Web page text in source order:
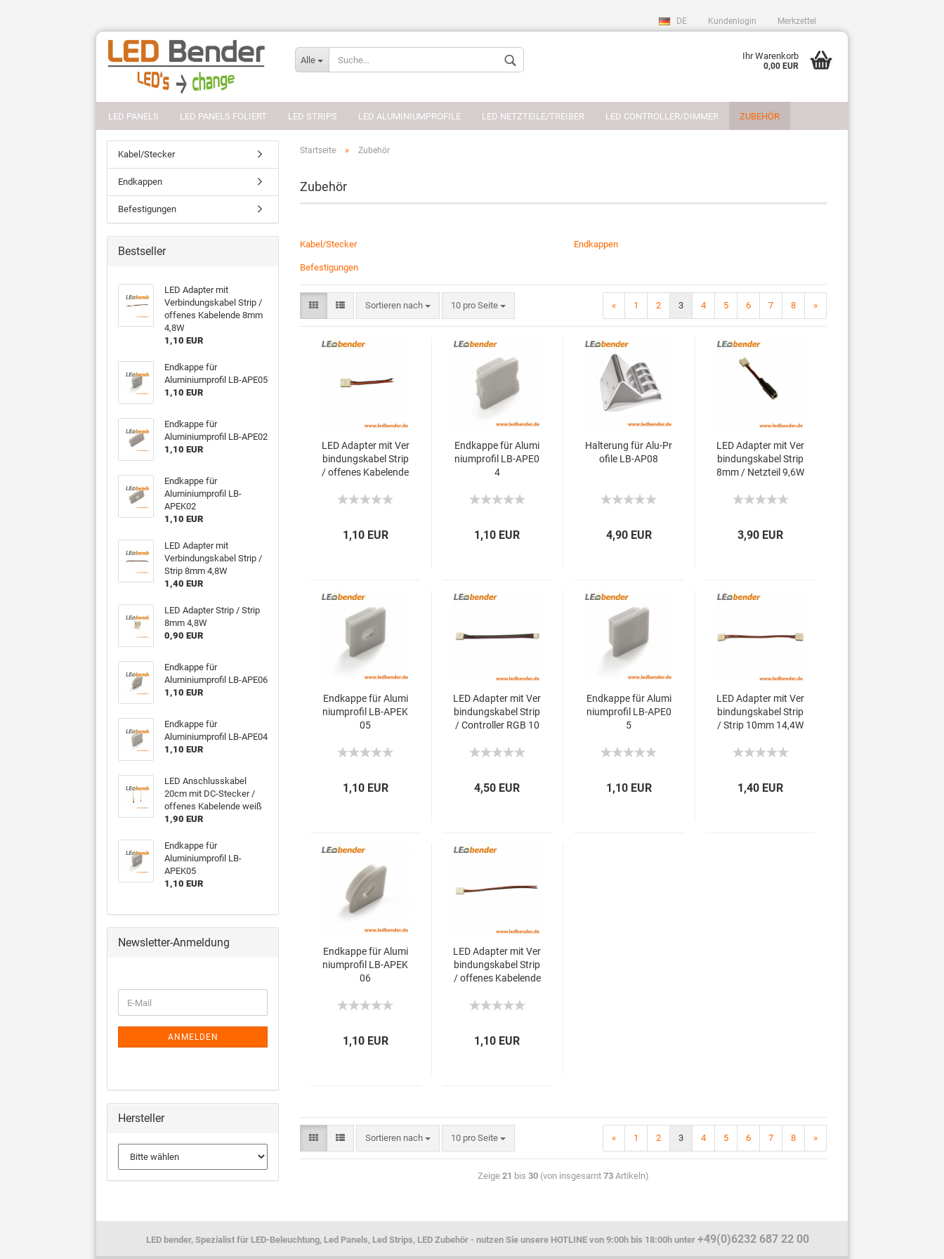
DE
Sprache auswählen
Kundenlogin Merkzettel
Alle Ihr Warenkorb
0,00 EUR
LED PANELS LED PANELS FOLIERT LED STRIPS LED ALUMINIUMPROFILE LED NETZTEILE/TREIBER LED CONTROLLER/DIMMER ZUBEHÖR
Startseite » Zubehör
Zubehör
Kabel/Stecker Endkappen
Befestigungen
Sortieren nach 10 pro Seite « 1 2 3 4 5 6 7 8 »
LED Adapter mit Ver
bindungskabel Strip
/ offenes Kabelende
1,10 EUR
Endkappe für Alumi
niumprofil LB-APE0
4
1,10 EUR
Halterung für Alu-Pr
ofile LB-AP08
4,90 EUR
LED Adapter mit Ver
bindungskabel Strip
8mm / Netzteil 9,6W
3,90 EUR
Endkappe für Alumi
niumprofil LB-APEK
05
1,10 EUR
LED Adapter mit Ver
bindungskabel Strip
/ Controller RGB 10
4,50 EUR
Endkappe für Alumi
niumprofil LB-APE0
5
1,10 EUR
LED Adapter mit Ver
bindungskabel Strip
/ Strip 10mm 14,4W
1,40 EUR
Endkappe für Alumi
niumprofil LB-APEK
06
1,10 EUR
LED Adapter mit Ver
bindungskabel Strip
/ offenes Kabelende
1,10 EUR
Sortieren nach 10 pro Seite « 1 2 3 4 5 6 7 8 »
Zeige 21 bis 30 (von insgesamt 73 Artikeln)
Kabel/Stecker
Endkappen
Befestigungen
Bestseller
LED Adapter mit
Verbindungskabel Strip /
offenes Kabelende 8mm
4,8W
1,10 EUR
Endkappe für
Aluminiumprofil LB-APE05
1,10 EUR
Endkappe für
Aluminiumprofil LB-APE02
1,10 EUR
Endkappe für
Aluminiumprofil LB-
APEK02
1,10 EUR
LED Adapter mit
Verbindungskabel Strip /
Strip 8mm 4,8W
1,40 EUR
LED Adapter Strip / Strip
8mm 4,8W
0,90 EUR
Endkappe für
Aluminiumprofil LB-APE06
1,10 EUR
Endkappe für
Aluminiumprofil LB-APE04
1,10 EUR
LED Anschlusskabel
20cm mit DC-Stecker /
offenes Kabelende weiß
1,90 EUR
Endkappe für
Aluminiumprofil LB-
APEK05
1,10 EUR
Newsletter-Anmeldung
ANMELDEN
Hersteller
LED bender, Spezialist für LED-Beleuchtung, Led Panels, Led Strips, LED Zubehör - nutzen Sie unsere HOTLINE von 9:00h bis 18:00h unter +49(0)6232 687 22 00